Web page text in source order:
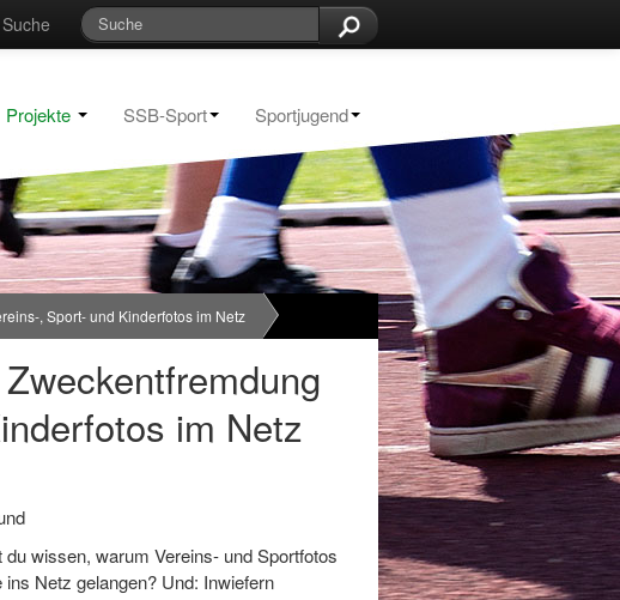
Suche
Projekte SSB-Sport Sportjugend
, Sport- und Kinderfotos im Netz
im Netz
wissen, warum Vereins- und Sportfotos
Netz gelangen? Und: Inwiefern